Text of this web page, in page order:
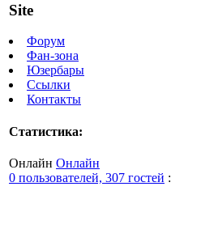
Site
Форум
Фан-зона
Юзербары
Ссылки
Контакты
Статистика:
Онлайн Онлайн
0 пользователей, 307 гостей :